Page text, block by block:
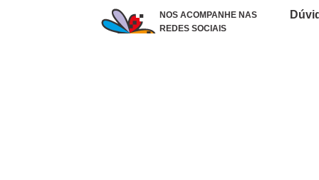
NOS ACOMPANHE NAS
REDES SOCIAIS